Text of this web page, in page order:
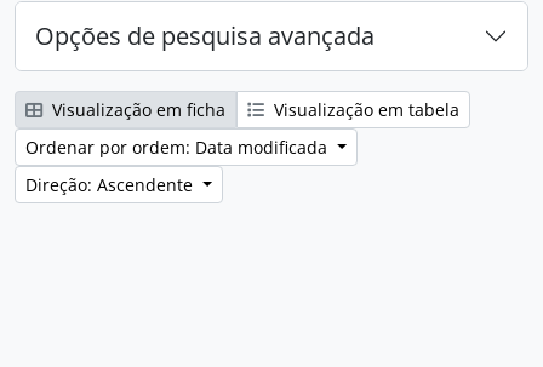
Opções de pesquisa avançada
Visualização em ficha
Visualização em tabela
Ordenar por ordem: Data modificada
Direção: Ascendente